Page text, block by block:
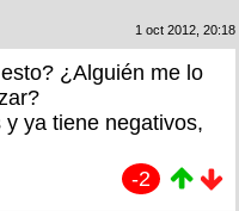
1 oct 2012, 20:18
¿Alguién me lo
ya tiene negativos,
-2